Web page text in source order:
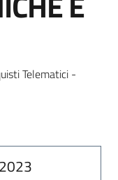
Telematici -